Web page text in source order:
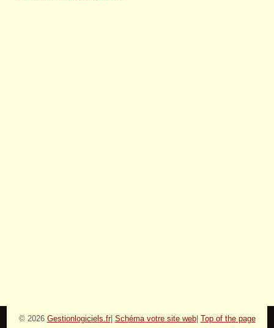
© 2026 Gestionlogiciels.fr| Schéma votre site web| Top of the page